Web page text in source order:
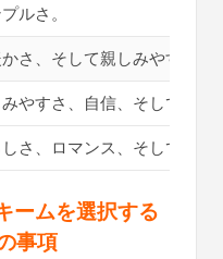
ルさ。
さ、そして親しみやすさ。
やすさ、自信、そして陽気
さ、ロマンス、そして愛。
ームを選択する
事項